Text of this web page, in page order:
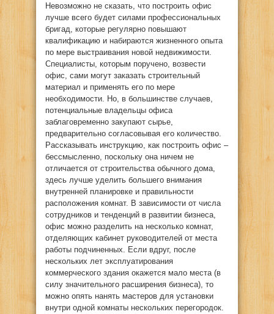
Невозможно не сказать, что построить офис
лучше всего будет силами профессиональных
бригад, которые регулярно повышают
квалификацию и набираются жизненного опыта
по мере выстраивания новой недвижимости.
Специалисты, которым поручено, возвести
офис, сами могут заказать строительный
материал и применять его по мере
необходимости. Но, в большинстве случаев,
потенциальные владельцы офиса
заблаговременно закупают сырье,
предварительно согласовывая его количество.
Рассказывать инструкцию, как построить офис –
бессмысленно, поскольку она ничем не
отличается от строительства обычного дома,
здесь лучше уделить большего внимания
внутренней планировке и правильности
расположения комнат. В зависимости от числа
сотрудников и тенденций в развитии бизнеса,
офис можно разделить на несколько комнат,
отделяющих кабинет руководителей от места
работы подчиненных. Если вдруг, после
нескольких лет эксплуатирования
коммерческого здания окажется мало места (в
силу значительного расширения бизнеса), то
можно опять нанять мастеров для установки
внутри одной комнаты нескольких перегородок.